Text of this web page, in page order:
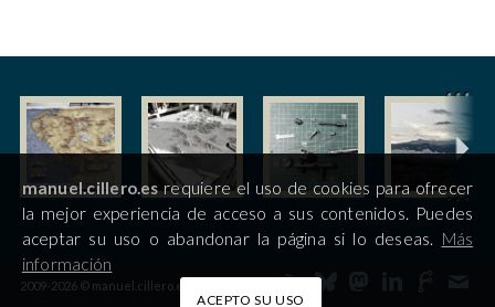
2009-2026 © manuel.cillero.es
manuel.cillero.esrequiere el uso de cookies para ofrecer
la mejor experiencia de acceso a sus contenidos. Puedes
aceptar su uso o abandonar la página si lo deseas. Más
información
ACEPTO SU USO